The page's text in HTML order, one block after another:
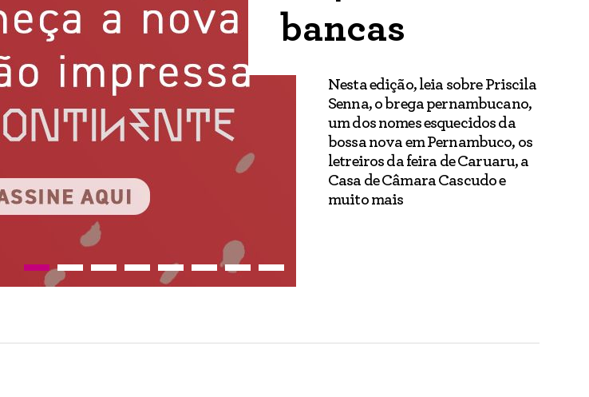
bancas
Nesta edição, leia sobre Priscila
Senna, o brega pernambucano,
um dos nomes esquecidos da
bossa nova em Pernambuco, os
letreiros da feira de Caruaru, a
Casa de Câmara Cascudo e
muito mais